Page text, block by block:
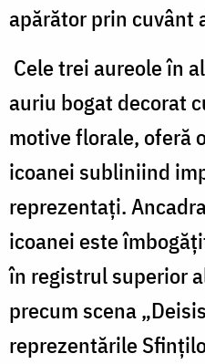
apărător prin cuvânt
Cele trei aureole în
auriu bogat decorat
motive florale, oferă
icoanei subliniind
reprezentați.
icoanei este
în registrul superior
precum scena
reprezentările